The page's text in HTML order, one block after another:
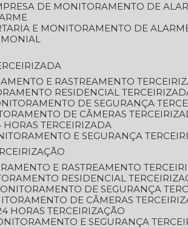
DE MONITORAMENTO DE
E MONITORAMENTO DE
E RASTREAMENTO
RESIDENCIAL
DE SEGURANÇA
DE CÂMERAS
HORAS TERCEIRIZADA
E SEGURANÇA
E RASTREAMENTO
RESIDENCIAL
DE SEGURANÇA
DE CÂMERAS
HORAS TERCEIRIZAÇÃO
E SEGURANÇA